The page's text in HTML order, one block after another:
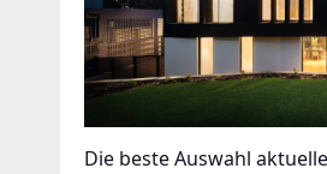
Die beste Auswahl